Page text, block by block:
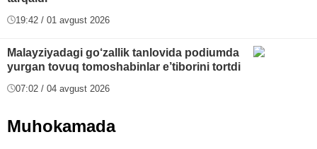
19:42 / 01 avgust 2026
Malayziyadagi go‘zallik tanlovida podiumda
yurgan tovuq tomoshabinlar e’tiborini tortdi
07:02 / 04 avgust 2026
Muhokamada